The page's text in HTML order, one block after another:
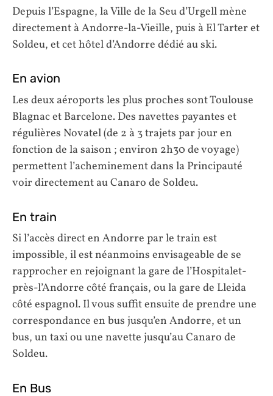
Depuis l’Espagne, la Ville de la Seu d’Urgell mène
directement à Andorre-la-Vieille, puis à El Tarter et
Soldeu, et cet hôtel d’Andorre dédié au ski.
En avion
Les deux aéroports les plus proches sont Toulouse
Blagnac et Barcelone. Des navettes payantes et
régulières Novatel (de 2 à 3 trajets par jour en
fonction de la saison ; environ 2h30 de voyage)
permettent l’acheminement dans la Principauté
voir directement au Canaro de Soldeu.
En train
Si l’accès direct en Andorre par le train est
impossible, il est néanmoins envisageable de se
rapprocher en rejoignant la gare de l’Hospitalet-
près-l’Andorre côté français, ou la gare de Lleida
côté espagnol. Il vous suffit ensuite de prendre une
correspondance en bus jusqu’en Andorre, et un
bus, un taxi ou une navette jusqu’au Canaro de
Soldeu.
En Bus